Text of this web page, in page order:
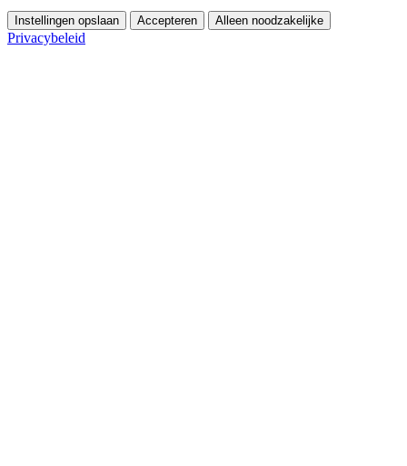
Instellingen opslaan Accepteren Alleen noodzakelijke
Privacybeleid